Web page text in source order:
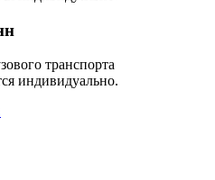
транспорта
индивидуально.